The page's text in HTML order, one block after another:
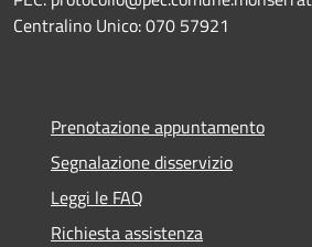
Centralino Unico: 070 57921
Prenotazione appuntamento
Segnalazione disservizio
Leggi le FAQ
Richiesta assistenza